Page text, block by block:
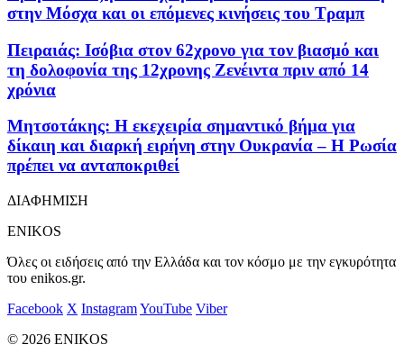
στην Μόσχα και οι επόμενες κινήσεις του Τραμπ
Πειραιάς: Ισόβια στον 62χρονο για τον βιασμό και
τη δολοφονία της 12χρονης Ζενέιντα πριν από 14
χρόνια
Μητσοτάκης: Η εκεχειρία σημαντικό βήμα για
δίκαιη και διαρκή ειρήνη στην Ουκρανία – Η Ρωσία
πρέπει να ανταποκριθεί
ΔΙΑΦΗΜΙΣΗ
ENIKOS
Όλες οι ειδήσεις από την Ελλάδα και τον κόσμο με την εγκυρότητα
του enikos.gr.
Facebook X InstagramYouTube Viber
© 2026 ENIKOS